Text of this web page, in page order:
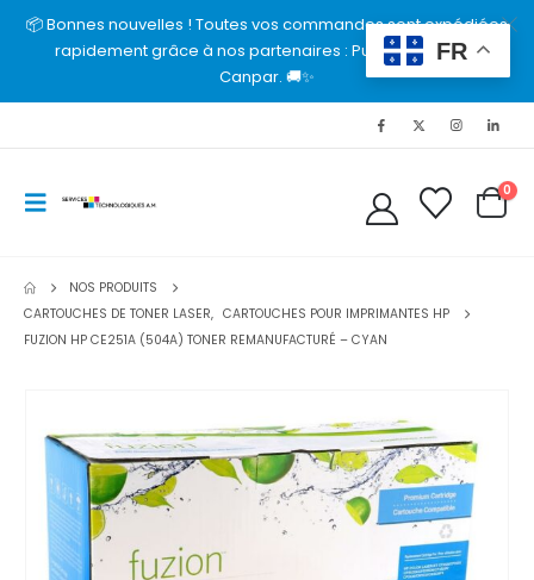
📦 Bonnes nouvelles ! Toutes vos commandes sont expédiées
rapidement grâce à nos partenaires : Purolator, UPS et
Canpar. 🚚✨
0
NOS PRODUITS
CARTOUCHES DE TONER LASER, CARTOUCHES POUR IMPRIMANTES HP
FUZION HP CE251A (504A) TONER REMANUFACTURÉ – CYAN
FR